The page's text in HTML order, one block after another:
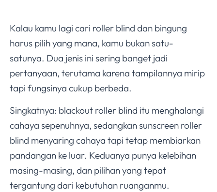
Kalau kamu lagi cari roller blind dan bingung
harus pilih yang mana, kamu bukan satu-
satunya. Dua jenis ini sering banget jadi
pertanyaan, terutama karena tampilannya mirip
tapi fungsinya cukup berbeda.
Singkatnya: blackout roller blind itu menghalangi
cahaya sepenuhnya, sedangkan sunscreen roller
blind menyaring cahaya tapi tetap membiarkan
pandangan ke luar. Keduanya punya kelebihan
masing-masing, dan pilihan yang tepat
tergantung dari kebutuhan ruanganmu.